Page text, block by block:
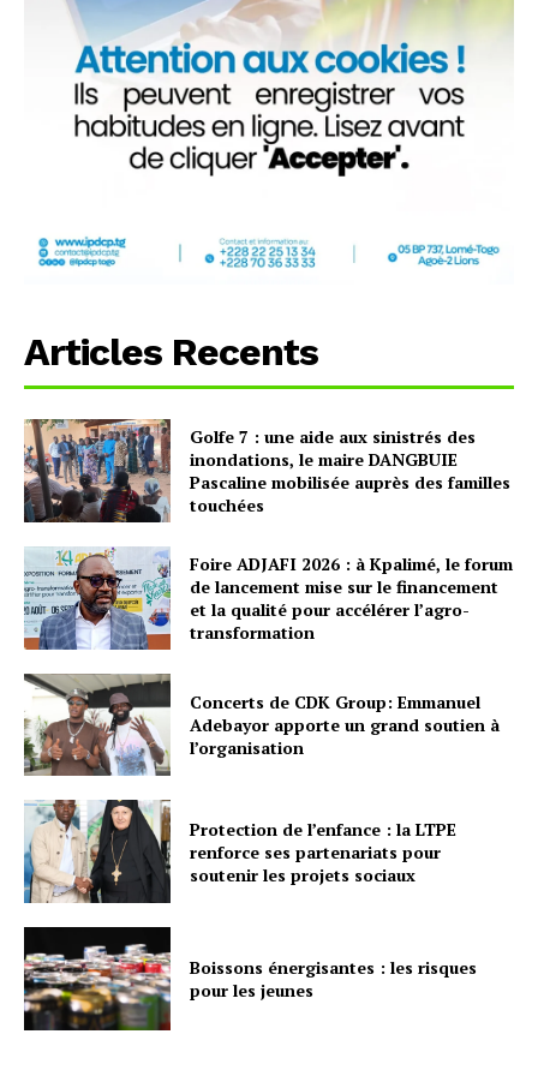
Articles Recents
Golfe 7 : une aide aux sinistrés des
inondations, le maire DANGBUIE
Pascaline mobilisée auprès des familles
touchées
Foire ADJAFI 2026 : à Kpalimé, le forum
de lancement mise sur le financement
et la qualité pour accélérer l’agro-
transformation
Concerts de CDK Group: Emmanuel
Adebayor apporte un grand soutien à
l’organisation
Protection de l’enfance : la LTPE
renforce ses partenariats pour
soutenir les projets sociaux
Boissons énergisantes : les risques
pour les jeunes